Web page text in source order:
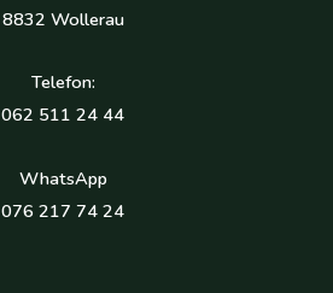
8832 Wollerau
Telefon:
062 511 24 44
WhatsApp
076 217 74 24